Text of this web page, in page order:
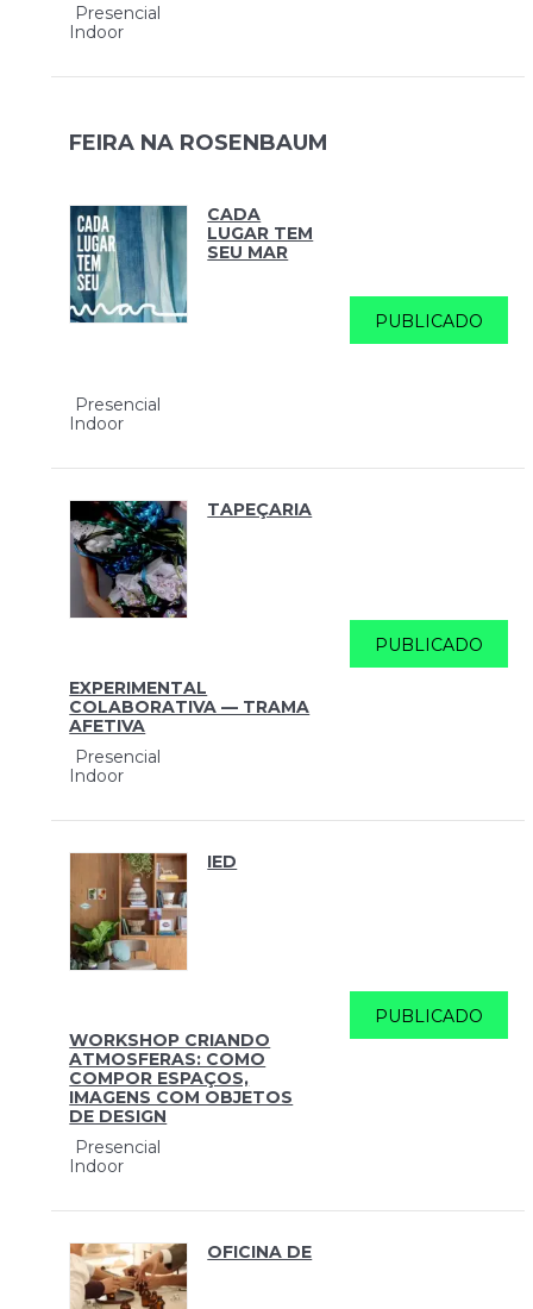
Presencial
Indoor
FEIRA NA ROSENBAUM
CADA
LUGAR TEM
SEU MAR
Presencial
Indoor
PUBLICADO
TAPEÇARIA
EXPERIMENTAL
COLABORATIVA — TRAMA
AFETIVA
Presencial
Indoor
PUBLICADO
IED
WORKSHOP CRIANDO
ATMOSFERAS: COMO
COMPOR ESPAÇOS,
IMAGENS COM OBJETOS
DE DESIGN
Presencial
Indoor
PUBLICADO
OFICINA DE